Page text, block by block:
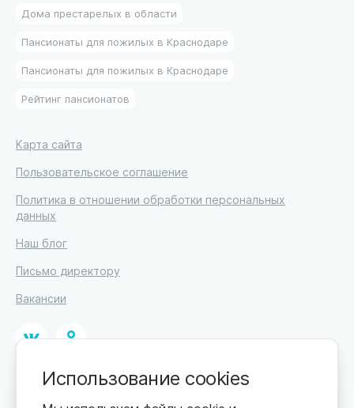
Дома престарелых в области
Пансионаты для пожилых в Краснодаре
Пансионаты для пожилых в Краснодаре
Рейтинг пансионатов
Карта сайта
Пользовательское соглашение
Политика в отношении обработки персональных
данных
Наш блог
Письмо директору
Вакансии
© 2026
ИП Высоцкий Дмитрий Петрович, ИНН 233610721148
Использование cookies